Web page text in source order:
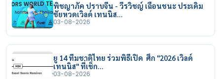
พิชญาภัค ปราบจีน - วีรวิชญ์ เฉือนชนะ ประเดิม
ชัยหวดเวิลด์ เทนนิส…
03-08-2026
ยู 14 ทีมชาติไทย ร่วมพิธีเปิด ศึก "2026 เวิลด์
เทนนิส" ที่เช็ก…
03-08-2026